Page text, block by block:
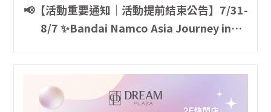
📢【活動重要通知｜活動提前結束公告】7/31-
8/7 ✨Bandai Namco Asia Journey in